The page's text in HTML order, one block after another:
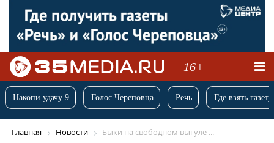
16+
Накопи удачу 9 Голос Череповца Речь Где взять
Главная Новости Быки на свободном выгуле ...